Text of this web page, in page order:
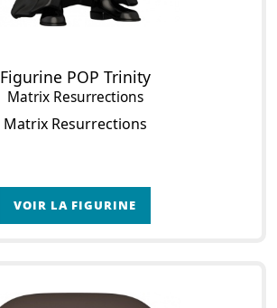
Figurine POP Trinity
Matrix Resurrections
Matrix Resurrections
VOIR LA FIGURINE